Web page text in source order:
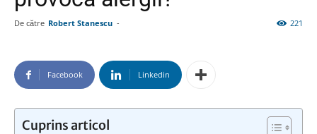
De către Robert Stanescu - 221
Facebook Linkedin
Cuprins articol